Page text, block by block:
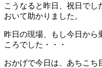
こうなると昨日、祝日でし
おいて助かりました。
昨日の現場、もし今日から
ころでした・・・
おかげで今日は、あちこち